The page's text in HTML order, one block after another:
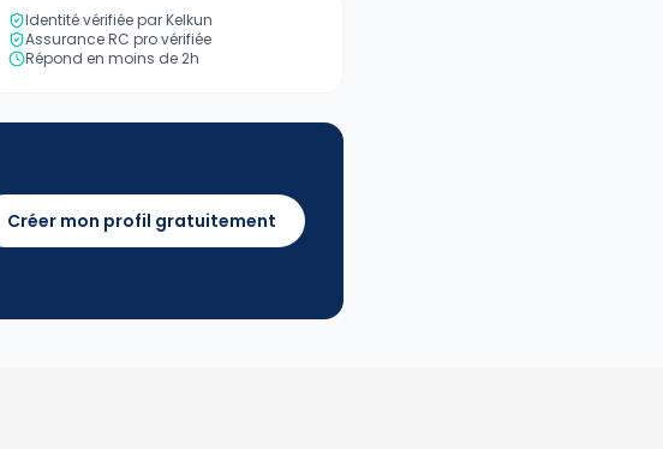
Identité vérifiée par Kelkun
Assurance RC pro vérifiée
Répond en moins de 2h
Créer mon profil gratuitement